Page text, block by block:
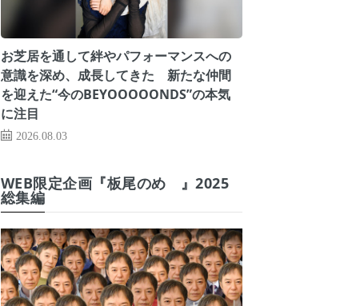
お芝居を通して絆やパフォーマンスへの
意識を深め、成長してきた 新たな仲間
を迎えた“今のBEYOOOOONDS”の本気
に注目
2026.08.03
WEB限定企画『板尾のめ゙』2025
総集編